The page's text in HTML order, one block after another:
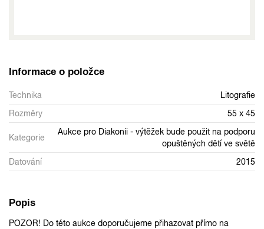
Informace o položce
Technika
Litografie
Rozměry
55 x 45
Kategorie
Aukce pro Diakonii - výtěžek bude použit na podporu
opuštěných dětí ve světě
Datování
2015
Popis
POZOR! Do této aukce doporučujeme přihazovat přímo na